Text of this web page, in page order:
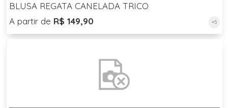
BLUSA REGATA CANELADA TRICO
A partir de R$ 149,90 +5